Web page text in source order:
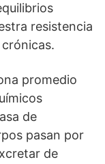
resistencia
promedio
de
pasan por
de